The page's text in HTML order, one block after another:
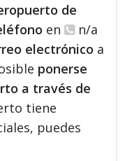
de
en
n/a
electrónico a
ponerse
a través de
tiene
puedes